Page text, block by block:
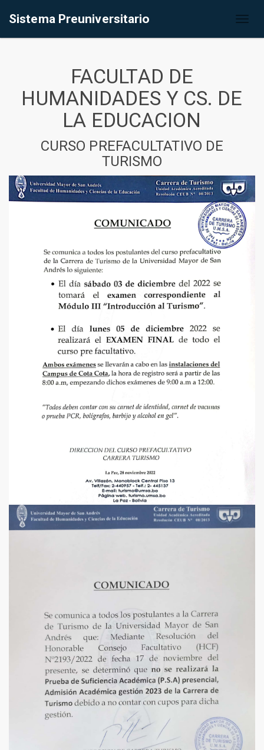
Sistema Preuniversitario
FACULTAD DE
HUMANIDADES Y CS. DE
LA EDUCACION
CURSO PREFACULTATIVO DE
TURISMO